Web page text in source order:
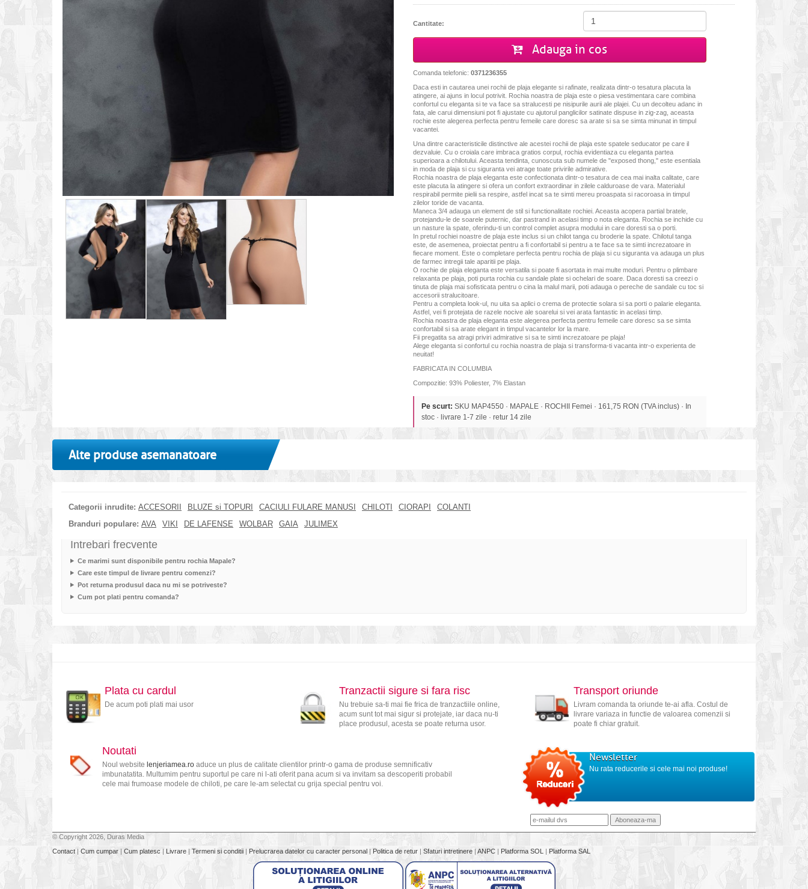
Cantitate:
Adauga in cos
Comanda telefonic: 0371236355
Daca esti in cautarea unei rochii de plaja elegante si rafinate, realizata dintr-o tesatura placuta la
atingere, ai ajuns in locul potrivit. Rochia noastra de plaja este o piesa vestimentara care combina
confortul cu eleganta si te va face sa stralucesti pe nisipurile aurii ale plajei. Cu un decolteu adanc in
fata, ale carui dimensiuni pot fi ajustate cu ajutorul panglicilor satinate dispuse in zig-zag, aceasta
rochie este alegerea perfecta pentru femeile care doresc sa arate si sa se simta minunat in timpul
vacantei.
Una dintre caracteristicile distinctive ale acestei rochii de plaja este spatele seducator pe care il
dezvaluie. Cu o croiala care imbraca gratios corpul, rochia evidentiaza cu eleganta partea
superioara a chilotului. Aceasta tendinta, cunoscuta sub numele de "exposed thong," este esentiala
in moda de plaja si cu siguranta vei atrage toate privirile admirative.
Rochia noastra de plaja eleganta este confectionata dintr-o tesatura de cea mai inalta calitate, care
este placuta la atingere si ofera un confort extraordinar in zilele calduroase de vara. Materialul
respirabil permite pielii sa respire, astfel incat sa te simti mereu proaspata si racoroasa in timpul
zilelor toride de vacanta.
Maneca 3/4 adauga un element de stil si functionalitate rochiei. Aceasta acopera partial bratele,
protejandu-le de soarele puternic, dar pastrand in acelasi timp o nota eleganta. Rochia se inchide cu
un nasture la spate, oferindu-ti un control complet asupra modului in care doresti sa o porti.
In pretul rochiei noastre de plaja este inclus si un chilot tanga cu broderie la spate. Chilotul tanga
este, de asemenea, proiectat pentru a fi confortabil si pentru a te face sa te simti increzatoare in
fiecare moment. Este o completare perfecta pentru rochia de plaja si cu siguranta va adauga un plus
de farmec intregii tale aparitii pe plaja.
O rochie de plaja eleganta este versatila si poate fi asortata in mai multe moduri. Pentru o plimbare
relaxanta pe plaja, poti purta rochia cu sandale plate si ochelari de soare. Daca doresti sa creezi o
tinuta de plaja mai sofisticata pentru o cina la malul marii, poti adauga o pereche de sandale cu toc si
accesorii stralucitoare.
Pentru a completa look-ul, nu uita sa aplici o crema de protectie solara si sa porti o palarie eleganta.
Astfel, vei fi protejata de razele nocive ale soarelui si vei arata fantastic in acelasi timp.
Rochia noastra de plaja eleganta este alegerea perfecta pentru femeile care doresc sa se simta
confortabil si sa arate elegant in timpul vacantelor lor la mare.
Fii pregatita sa atragi priviri admirative si sa te simti increzatoare pe plaja!
Alege eleganta si confortul cu rochia noastra de plaja si transforma-ti vacanta intr-o experienta de
neuitat!
FABRICATA IN COLUMBIA
Compozitie: 93% Poliester, 7% Elastan
Pe scurt: SKU MAP4550 · MAPALE · ROCHII Femei · 161,75 RON (TVA inclus) · In
stoc · livrare 1-7 zile · retur 14 zile
Alte produse asemanatoare
Categorii inrudite: ACCESORII BLUZE si TOPURI CACIULI FULARE MANUSI CHILOTI CIORAPI
COLANTI
Branduri populare: AVA VIKI DE LAFENSE WOLBAR GAIA JULIMEX
Intrebari frecvente
Ce marimi sunt disponibile pentru rochia Mapale?
Care este timpul de livrare pentru comenzi?
Pot returna produsul daca nu mi se potriveste?
Cum pot plati pentru comanda?
Plata cu cardul
De acum poti plati mai usor
Tranzactii sigure si fara risc
Nu trebuie sa-ti mai fie frica de tranzactiile online,
acum sunt tot mai sigur si protejate, iar daca nu-ti
place produsul, acesta se poate returna usor.
Transport oriunde
Livram comanda ta oriunde te-ai afla. Costul de
livrare variaza in functie de valoarea comenzii si
poate fi chiar gratuit.
Noutati
Noul website lenjeriamea.roaduce un plus de calitate clientilor printr-o gama de produse semnificativ
imbunatatita. Multumim pentru suportul pe care ni l-ati oferit pana acum si va invitam sa descoperiti probabil
cele mai frumoase modele de chiloti, pe care le-am selectat cu grija special pentru voi.
Newsletter
Nu rata reducerile si cele mai noi produse!
© Copyright 2026, Duras Media
Contact | Cum cumpar | Cum platesc | Livrare | Termeni si conditii | Prelucrarea datelor cu caracter personal | Politica de retur | Sfaturi intretinere | ANPC | Platforma SOL | Platforma SAL